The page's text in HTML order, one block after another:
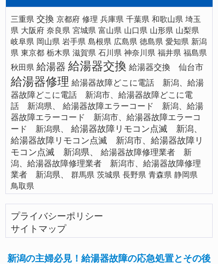
三重県 交換 京都府 修理 兵庫県 千葉県 和歌山県 埼玉
県 大阪府 奈良県 宮城県 富山県 山口県 山形県 山梨県
岐阜県 岡山県 岩手県 島根県 広島県 徳島県 愛知県 新潟
県 東京都 栃木県 滋賀県 石川県 神奈川県 福井県 福島県
秋田県 給湯器 給湯器交換 給湯器交換 仙台市
給湯器修理 給湯器故障どこに電話 新潟、給湯
器故障どこに電話 新潟市、給湯器故障どこに電
話 新潟県、
給湯器故障エラーコード 新潟、給湯
器故障エラーコード 新潟市、給湯器故障エラーコ
ード 新潟県、
給湯器故障リモコン点滅 新潟、
給湯器故障リモコン点滅 新潟市、給湯器故障リ
モコン点滅 新潟県、
給湯器故障修理業者 新
潟、給湯器故障修理業者 新潟市、給湯器故障修理
業者 新潟県、
群馬県 茨城県 長野県 青森県 静岡県
鳥取県
プライバシーポリシー
サイトマップ
新潟の主婦必見！給湯器故障の応急処置とその後